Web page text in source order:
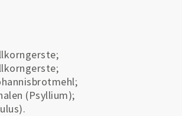
(Psyllium);